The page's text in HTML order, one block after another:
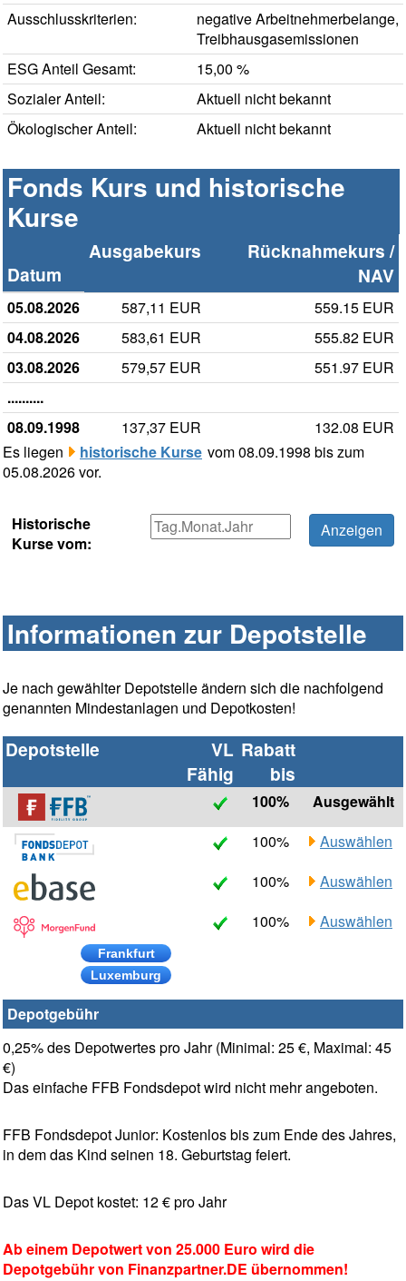
Ausschlusskriterien:
negative Arbeitnehmerbelange,
Treibhausgasemissionen
ESG Anteil Gesamt:
15,00 %
Sozialer Anteil:
Aktuell nicht bekannt
Ökologischer Anteil:
Aktuell nicht bekannt
Fonds Kurs und historische
Kurse
Datum
Ausgabekurs
Rücknahmekurs /
NAV
05.08.2026 587,11 EUR
559.15 EUR
04.08.2026
583,61 EUR
555.82 EUR
03.08.2026
579,57 EUR
551.97 EUR
..........
08.09.1998
137,37 EUR
132.08 EUR
Es liegen
historische Kurse vom 08.09.1998 bis zum
05.08.2026 vor.
Historische
Kurse vom:
Informationen zur Depotstelle
Je nach gewählter Depotstelle ändern sich die nachfolgend
genannten Mindestanlagen und Depotkosten!
Depotstelle
VL
Fähig
Rabatt
bis
100%
Ausgewählt
100%
Auswählen
100%
Auswählen
Frankfurt
Luxemburg
100% Auswählen
Depotgebühr
0,25% des Depotwertes pro Jahr (Minimal: 25 €, Maximal: 45
€)
Das einfache FFB Fondsdepot wird nicht mehr angeboten.
FFB Fondsdepot Junior: Kostenlos bis zum Ende des Jahres,
in dem das Kind seinen 18. Geburtstag feiert.
Das VL Depot kostet: 12 € pro Jahr
Ab einem Depotwert von 25.000 Euro wird die
Depotgebühr von Finanzpartner.DE übernommen!